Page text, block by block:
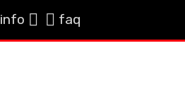
info faq